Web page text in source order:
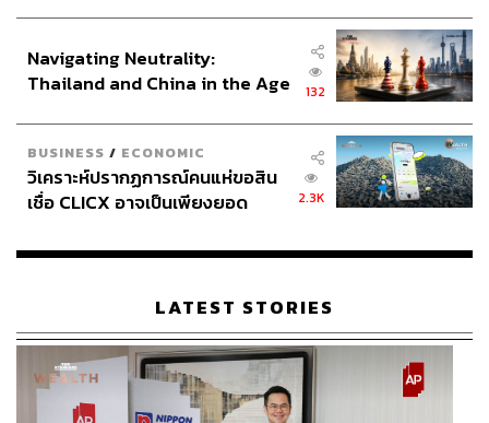
Navigating Neutrality:
Thailand and China in the Age
132
BUSINESS / ECONOMIC
วิเคราะห์ปรากฏการณ์คนแห่ขอสิน
เชื่อ CLICX อาจเป็นเพียงยอด
เรือนไทยที่ถูกซุกไว้
2.3K
LATEST STORIES